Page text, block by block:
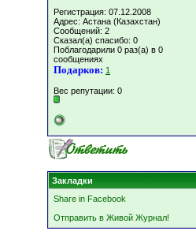
Регистрация: 07.12.2008
Адрес: Астана (Казахстан)
Сообщений: 2
Сказал(а) спасибо: 0
Поблагодарили 0 раз(а) в 0
сообщениях
Подарков: 1
Вес репутации: 0
Закладки
Share in Facebook
Отправить в Живой Журнал!